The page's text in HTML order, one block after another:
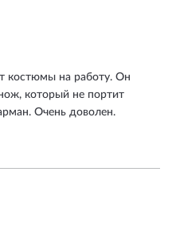
костюмы на работу. Он
который не портит
Очень доволен.